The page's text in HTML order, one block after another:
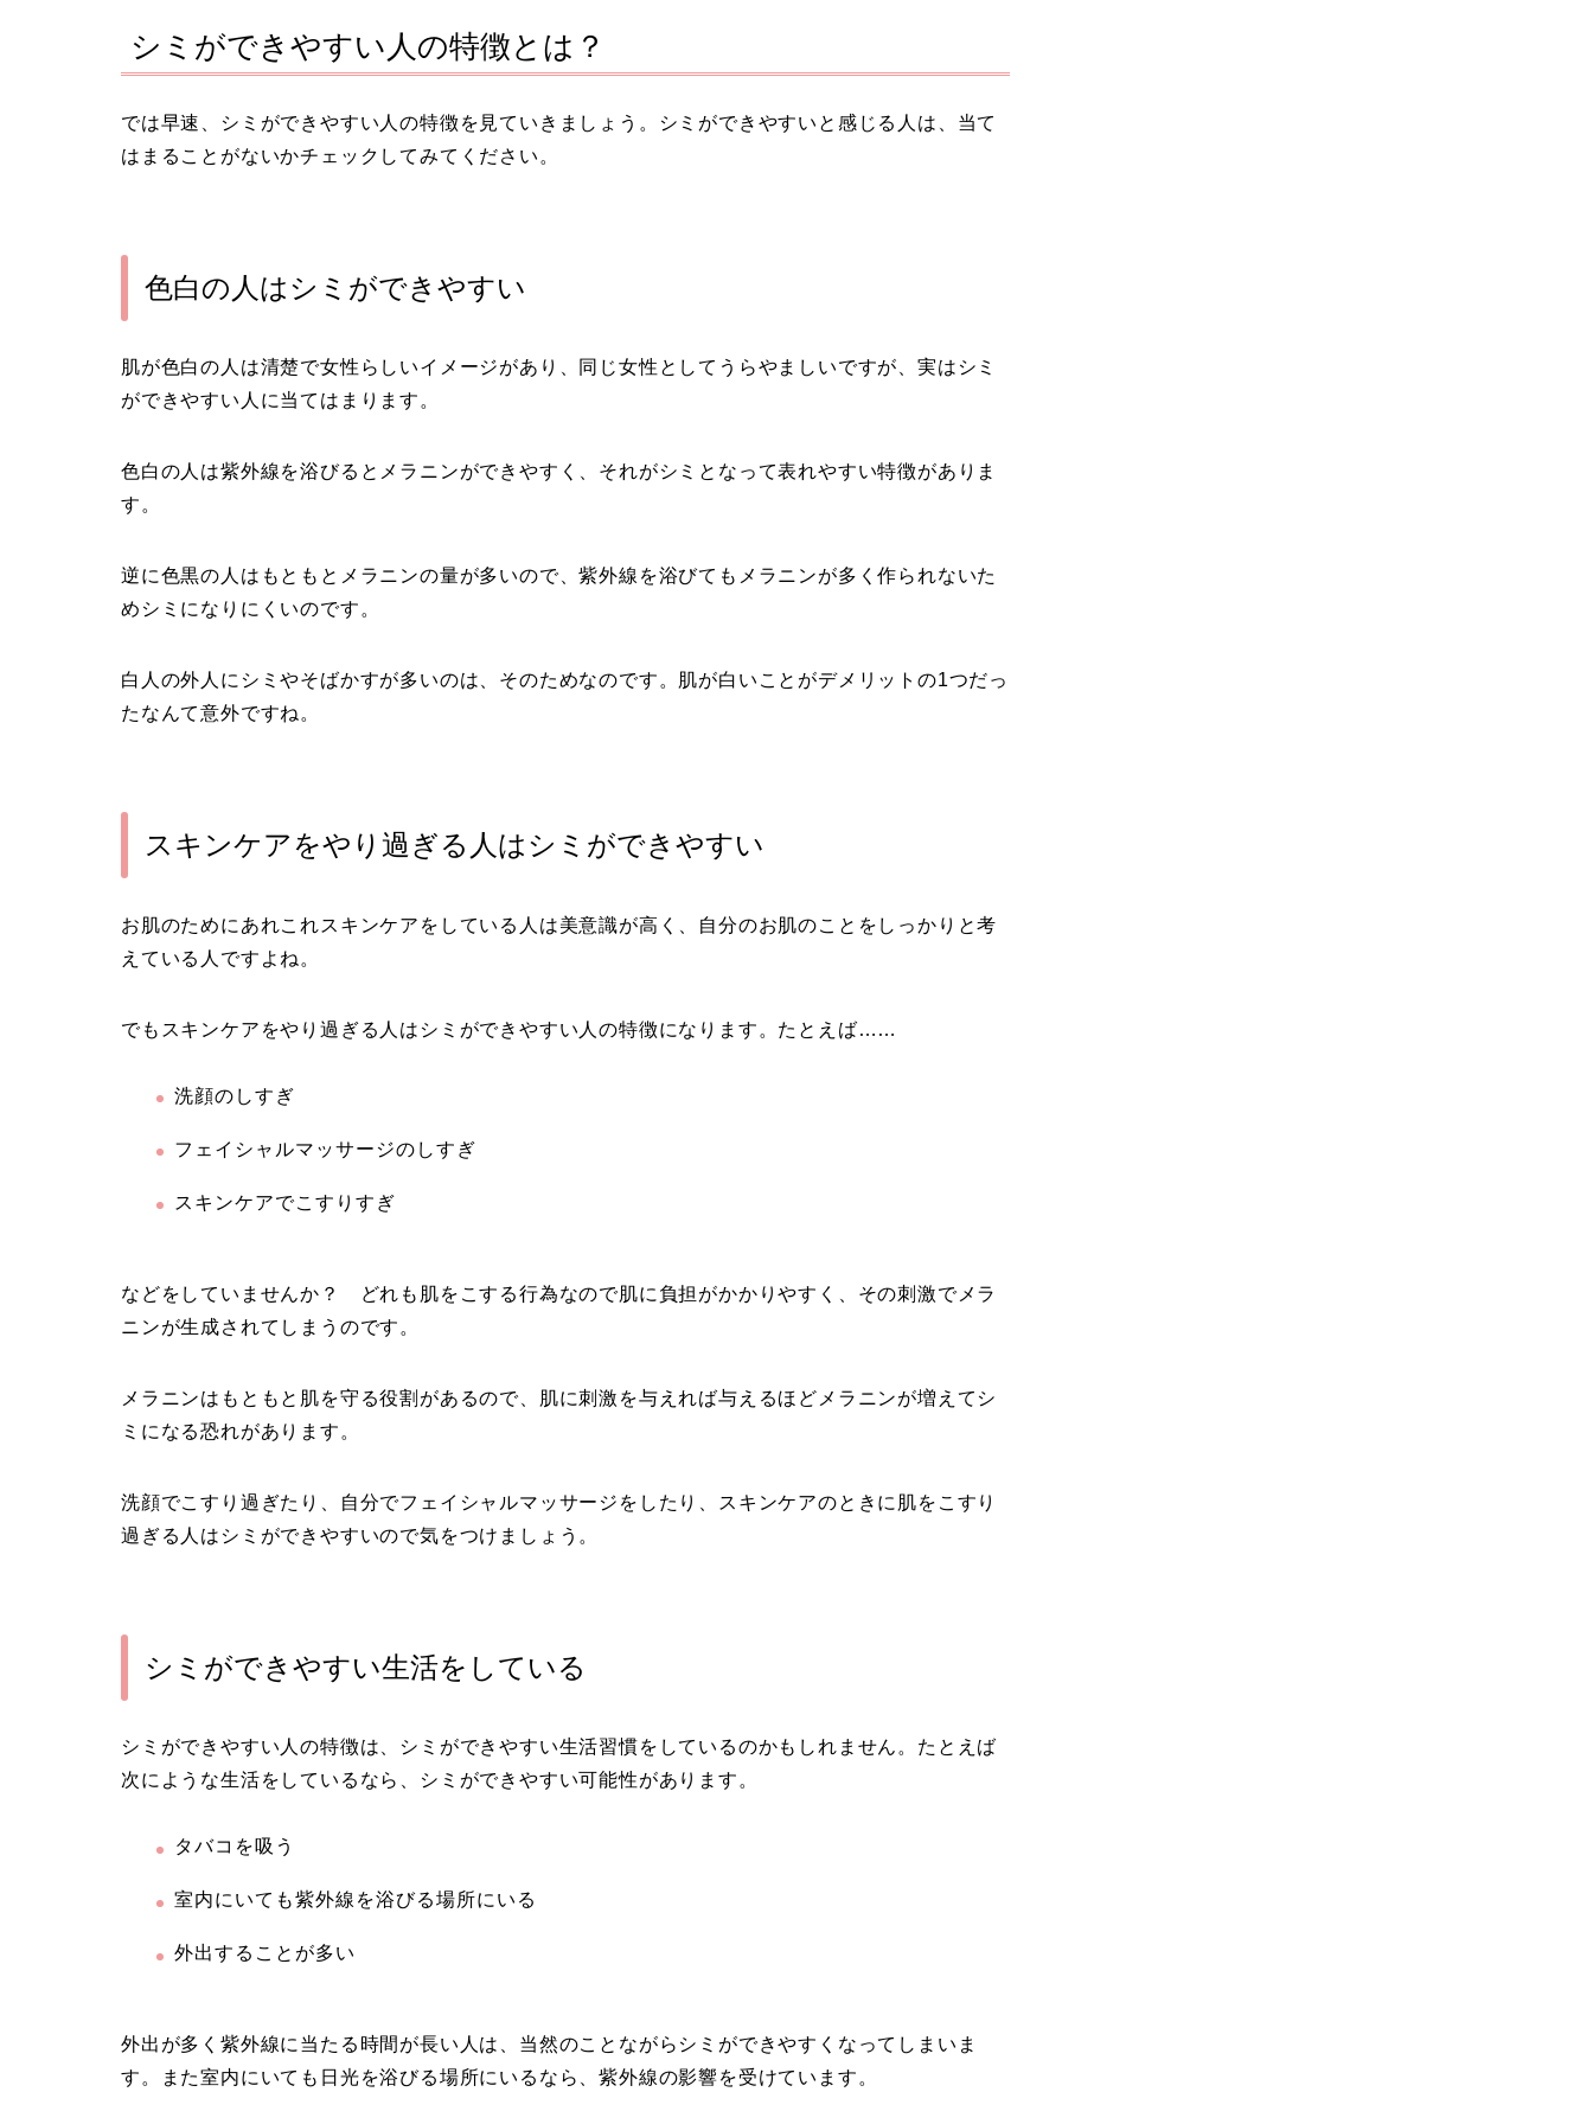
シミができやすい人の特徴とは？
では早速、シミができやすい人の特徴を見ていきましょう。シミができやすいと感じる人は、当て
はまることがないかチェックしてみてください。
色白の人はシミができやすい
肌が色白の人は清楚で女性らしいイメージがあり、同じ女性としてうらやましいですが、実はシミ
ができやすい人に当てはまります。
色白の人は紫外線を浴びるとメラニンができやすく、それがシミとなって表れやすい特徴がありま
す。
逆に色黒の人はもともとメラニンの量が多いので、紫外線を浴びてもメラニンが多く作られないた
めシミになりにくいのです。
白人の外人にシミやそばかすが多いのは、そのためなのです。肌が白いことがデメリットの1つだっ
たなんて意外ですね。
スキンケアをやり過ぎる人はシミができやすい
お肌のためにあれこれスキンケアをしている人は美意識が高く、自分のお肌のことをしっかりと考
えている人ですよね。
でもスキンケアをやり過ぎる人はシミができやすい人の特徴になります。たとえば……
洗顔のしすぎ
フェイシャルマッサージのしすぎ
スキンケアでこすりすぎ
などをしていませんか？ どれも肌をこする行為なので肌に負担がかかりやすく、その刺激でメラ
ニンが生成されてしまうのです。
メラニンはもともと肌を守る役割があるので、肌に刺激を与えれば与えるほどメラニンが増えてシ
ミになる恐れがあります。
洗顔でこすり過ぎたり、自分でフェイシャルマッサージをしたり、スキンケアのときに肌をこすり
過ぎる人はシミができやすいので気をつけましょう。
シミができやすい生活をしている
シミができやすい人の特徴は、シミができやすい生活習慣をしているのかもしれません。たとえば
次にような生活をしているなら、シミができやすい可能性があります。
タバコを吸う
室内にいても紫外線を浴びる場所にいる
外出することが多い
外出が多く紫外線に当たる時間が長い人は、当然のことながらシミができやすくなってしまいま
す。また室内にいても日光を浴びる場所にいるなら、紫外線の影響を受けています。